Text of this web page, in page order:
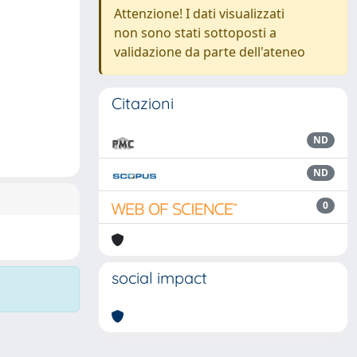
Attenzione! I dati visualizzati
non sono stati sottoposti a
validazione da parte dell'ateneo
Citazioni
ND
ND
0
social impact